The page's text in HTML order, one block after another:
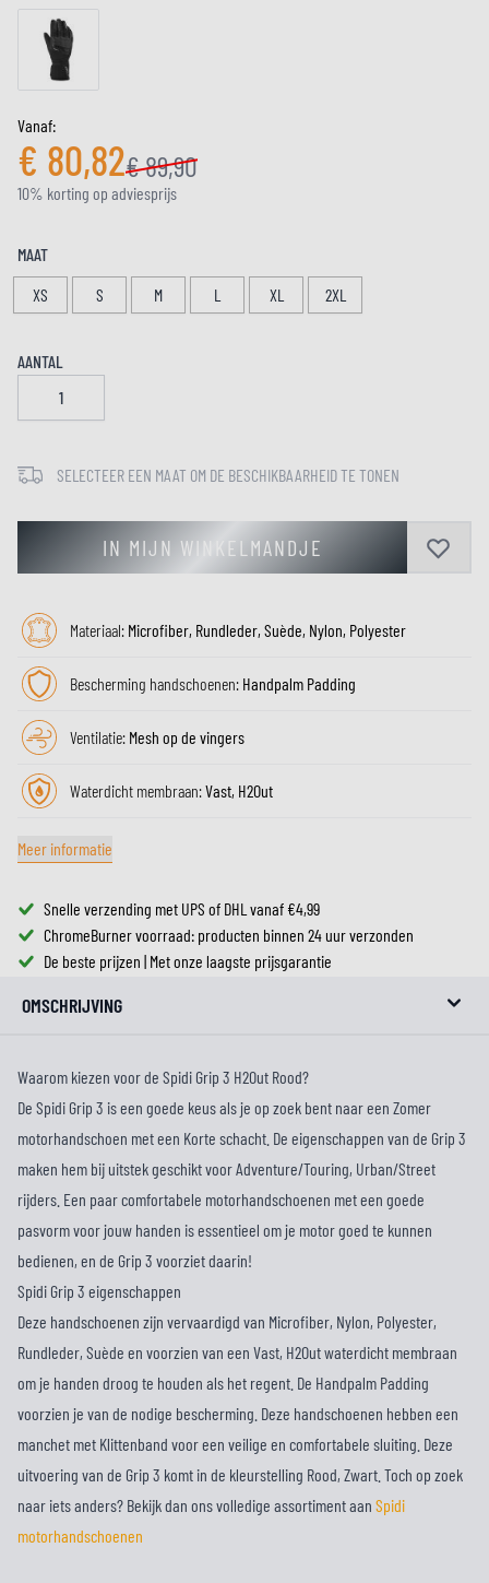
Vanaf:
€ 80,82€ 89,90
10% korting op adviesprijs
MAAT
XS
S M L XL 2XL
AANTAL
SELECTEER EEN MAAT OM DE BESCHIKBAARHEID TE TONEN
IN MIJN WINKELMANDJE
Materiaal: Microfiber, Rundleder, Suède, Nylon, Polyester
Bescherming handschoenen: Handpalm Padding
Ventilatie: Mesh op de vingers
Waterdicht membraan:Vast, H2Out
Meer informatie
Snelle verzending met UPS of DHL vanaf €4,99
ChromeBurner voorraad: producten binnen 24 uur verzonden
De beste prijzen | Met onze laagste prijsgarantie
OMSCHRIJVING
Waarom kiezen voor de Spidi Grip 3 H2Out Rood?
De Spidi Grip 3 is een goede keus als je op zoek bent naar een Zomer
motorhandschoen met een Korte schacht. De eigenschappen van de Grip 3
maken hem bij uitstek geschikt voor Adventure/Touring, Urban/Street
rijders. Een paar comfortabele motorhandschoenen met een goede
pasvorm voor jouw handen is essentieel om je motor goed te kunnen
bedienen, en de Grip 3 voorziet daarin!
Spidi Grip 3 eigenschappen
Deze handschoenen zijn vervaardigd van Microfiber, Nylon, Polyester,
Rundleder, Suède en voorzien van een Vast, H2Out waterdicht membraan
om je handen droog te houden als het regent. De Handpalm Padding
voorzien je van de nodige bescherming. Deze handschoenen hebben een
manchet met Klittenband voor een veilige en comfortabele sluiting. Deze
uitvoering van de Grip 3 komt in de kleurstelling Rood, Zwart. Toch op zoek
naar iets anders? Bekijk dan ons volledige assortiment aan Spidi
motorhandschoenen